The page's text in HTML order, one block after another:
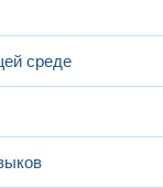
среде